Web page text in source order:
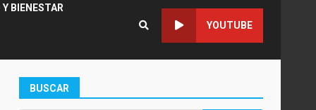
BIENESTAR
YOUTUBE
BUSCAR